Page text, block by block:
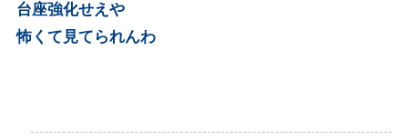
台座強化せえや
怖くて見てられんわ